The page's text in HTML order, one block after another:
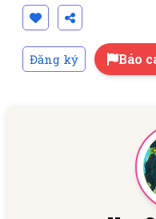
Đăng ký Báo